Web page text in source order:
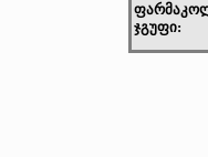
ჯგუფი: